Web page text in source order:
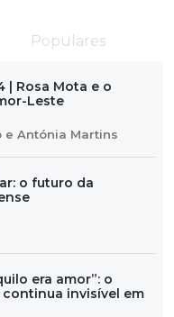
Populares
| Rosa Mota e o
Leste
e Antónia Martins
o futuro da
era amor”: o
invisível em